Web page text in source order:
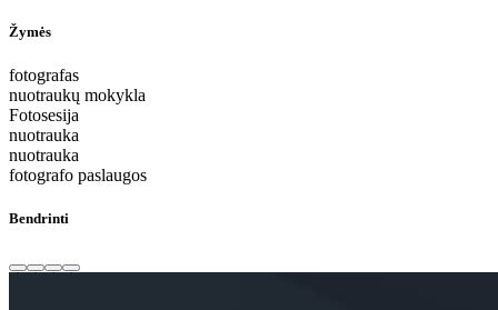
Žymės
fotografas
nuotraukų mokykla
Fotosesija
nuotrauka
nuotrauka
fotografo paslaugos
Bendrinti